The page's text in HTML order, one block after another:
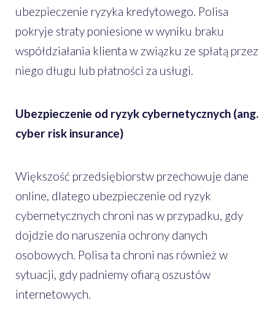
ubezpieczenie ryzyka kredytowego. Polisa
pokryje straty poniesione w wyniku braku
współdziałania klienta w związku ze spłatą przez
niego długu lub płatności za usługi.
Ubezpieczenie od ryzyk cybernetycznych (ang.
cyber risk insurance)
Większość przedsiębiorstw przechowuje dane
online, dlatego ubezpieczenie od ryzyk
cybernetycznych chroni nas w przypadku, gdy
dojdzie do naruszenia ochrony danych
osobowych. Polisa ta chroni nas również w
sytuacji, gdy padniemy ofiarą oszustów
internetowych.